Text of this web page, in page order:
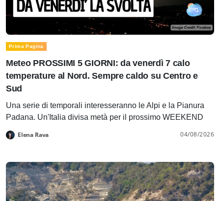
Prima Pagina
Meteo PROSSIMI 5 GIORNI: da venerdì 7 calo
temperature al Nord. Sempre caldo su Centro e
Sud
Una serie di temporali interesseranno le Alpi e la Pianura
Padana. Un'Italia divisa metà per il prossimo WEEKEND
Elena Rava 04/08/2026